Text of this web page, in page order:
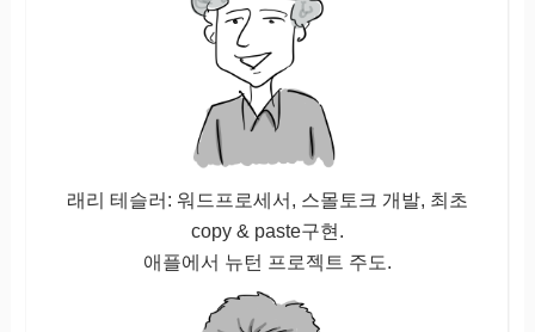
래리 테슬러: 워드프로세서, 스몰토크 개발, 최초
copy & paste구현.
애플에서 뉴턴 프로젝트 주도.